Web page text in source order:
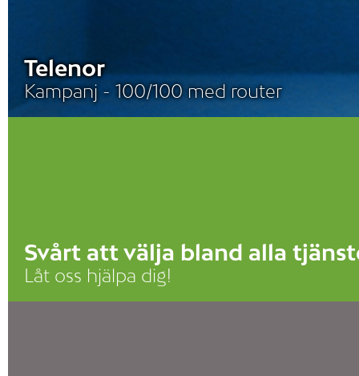
Telenor
Kampanj - 100/100 med router
Svårt att välja bland alla
Låt oss hjälpa dig!